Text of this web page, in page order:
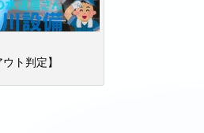
ト判定】